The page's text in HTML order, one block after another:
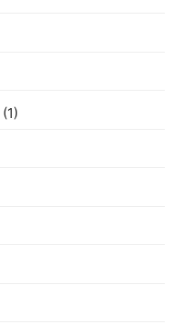
(1)